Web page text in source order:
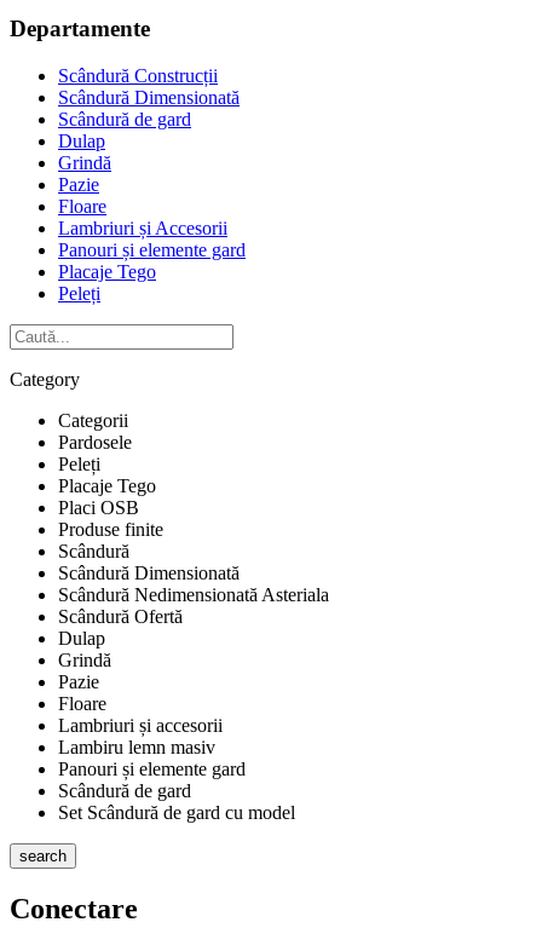
Departamente
Scândură Construcții
Scândură Dimensionată
Scândură de gard
Dulap
Grindă
Pazie
Floare
Lambriuri și Accesorii
Panouri și elemente gard
Placaje Tego
Peleți
Category
Categorii
Pardosele
Peleți
Placaje Tego
Placi OSB
Produse finite
Scândură
Scândură Dimensionată
Scândură Nedimensionată Asteriala
Scândură Ofertă
Dulap
Grindă
Pazie
Floare
Lambriuri și accesorii
Lambiru lemn masiv
Panouri și elemente gard
Scândură de gard
Set Scândură de gard cu model
search
Conectare